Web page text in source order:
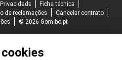
Privacidade
Ficha técnica
de reclamações
Cancelar contrato
© 2026 Gomibo.pt